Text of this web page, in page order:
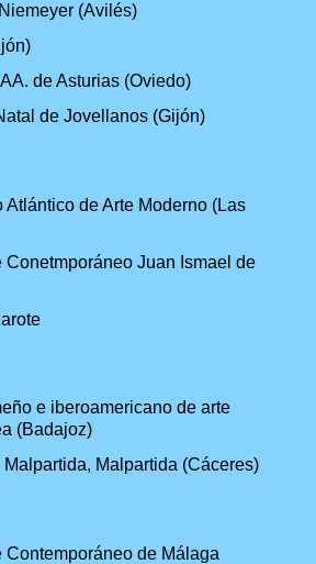
(Avilés)
de Asturias (Oviedo)
de Jovellanos (Gijón)
Atlántico de Arte Moderno (Las
Conetmporáneo Juan Ismael de
e iberoamericano de arte
(Badajoz)
Malpartida, Malpartida (Cáceres)
Contemporáneo de Málaga